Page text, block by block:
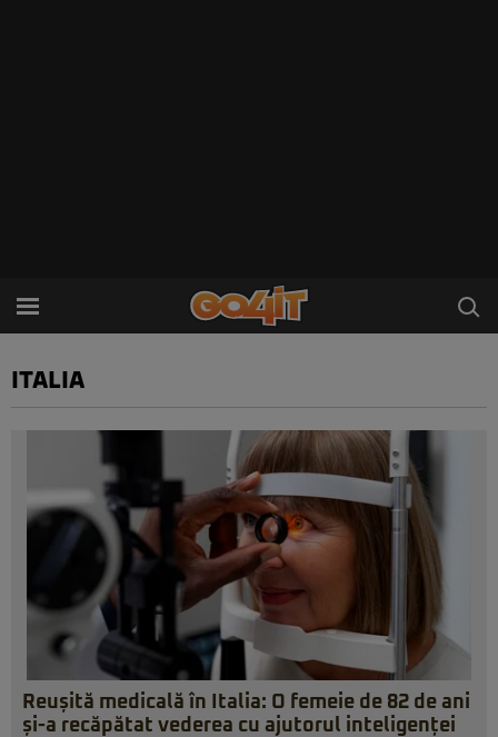
ITALIA
Reușită medicală în Italia: O femeie de 82 de ani
și-a recăpătat vederea cu ajutorul inteligenței